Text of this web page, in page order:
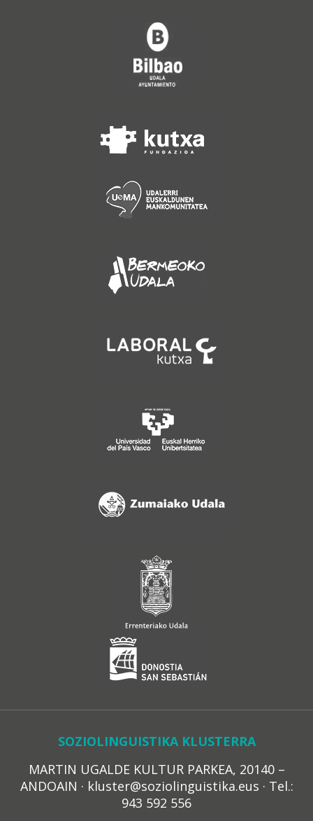
SOZIOLINGUISTIKA KLUSTERRA
MARTIN UGALDE KULTUR PARKEA, 20140 –
ANDOAIN · kluster@soziolinguistika.eus · Tel.:
943 592 556